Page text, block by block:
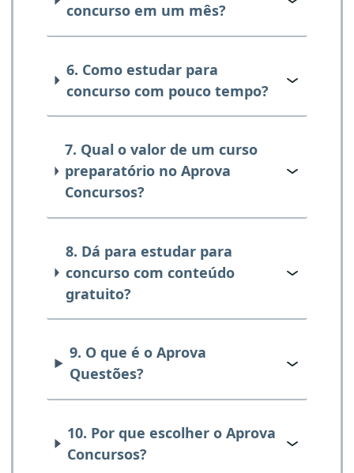
concurso em um mês?
6. Como estudar para
concurso com pouco tempo?
7. Qual o valor de um curso
preparatório no Aprova
Concursos?
8. Dá para estudar para
concurso com conteúdo
gratuito?
9. O que é o Aprova
Questões?
10. Por que escolher o Aprova
Concursos?